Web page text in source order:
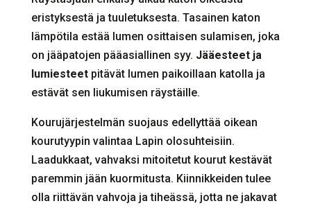
eristyksestä ja tuuletuksesta. Tasainen katon
lämpötila estää lumen osittaisen sulamisen, joka
on jääpatojen pääasiallinen syy. Jääesteet ja
lumiesteetpitävät lumen paikoillaan katolla ja
estävät sen liukumisen räystäille.
Kourujärjestelmän suojaus edellyttää oikean
kourutyypin valintaa Lapin olosuhteisiin.
Laadukkaat, vahvaksi mitoitetut kourut kestävät
paremmin jään kuormitusta. Kiinnikkeiden tulee
olla riittävän vahvoja ja tiheässä, jotta ne jakavat